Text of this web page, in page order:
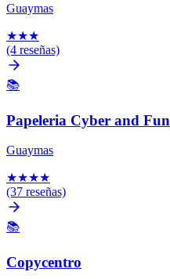
Guaymas
★★★
(4 reseñas)
📚
Papeleria Cyber and Fun
Guaymas
★★★★
(37 reseñas)
📚
Copycentro